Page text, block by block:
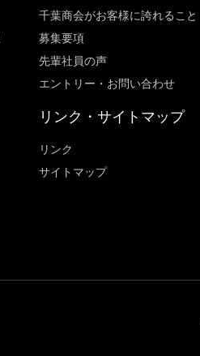
千葉商会がお客様に誇れること​
募集要項
先輩社員の声
エントリー・お問い合わせ
リンク・サイトマップ
リンク
サイトマップ